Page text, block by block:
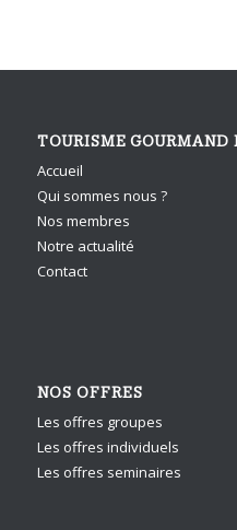
TOURISME
Accueil
Qui sommes nous ?
Nos membres
Notre actualité
Contact
NOS OFFRES
Les offres groupes
Les offres individuels
Les offres seminaires